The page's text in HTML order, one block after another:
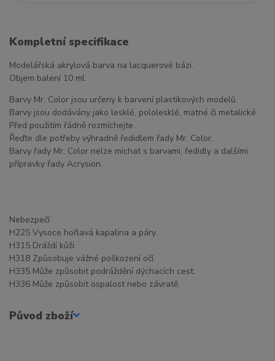
Kompletní specifikace
Modelářská akrylová barva na lacquerové bázi.
Objem balení 10 ml.
Barvy Mr. Color jsou určeny k barvení plastikových modelů.
Barvy jsou dodávány jako lesklé, pololesklé, matné či metalické.
Před použitím řádně rozmíchejte.
Řeďte dle potřeby výhradně ředidlem řady Mr. Color.
Barvy řady Mr. Color nelze míchat s barvami, ředidly a dalšími
přípravky řady Acrysion.
Nebezpečí
H225 Vysoce hořlavá kapalina a páry.
H315 Dráždí kůži.
H318 Způsobuje vážné poškození očí.
H335 Může způsobit podráždění dýchacích cest.
H336 Může způsobit ospalost nebo závratě.
Původ zboží